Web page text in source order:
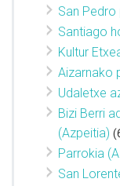
San
Santiago
Kultur
Aizarnako
Udaletxe
Bizi Berri
(Azpeitia)
Parrokia
San